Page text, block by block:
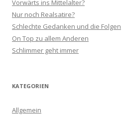
Vorwärts ins Mittelalter?
Nur noch Realsatire?
Schlechte Gedanken und die Folgen
On Top zu allem Anderen
Schlimmer geht immer
KATEGORIEN
Allgemein